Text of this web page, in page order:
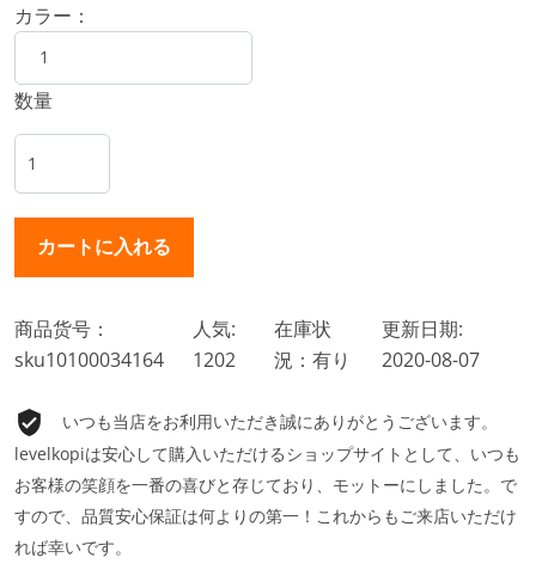
カラー：
数量
商品货号：
sku10100034164
人気:
1202
在庫状
況：有り
更新日期:
2020-08-07
いつも当店をお利用いただき誠にありがとうございます。
levelkopiは安心して購入いただけるショップサイトとして、いつも
お客様の笑顔を一番の喜びと存じており、モットーにしました。で
すので、品質安心保証は何よりの第一！これからもご来店いただけ
れば幸いです。